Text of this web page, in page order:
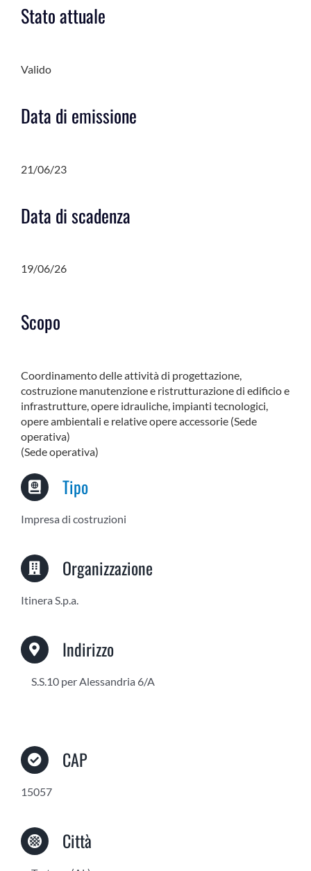
Stato attuale
Valido
Data di emissione
21/06/23
Data di scadenza
19/06/26
Scopo
Coordinamento delle attività di progettazione,
costruzione manutenzione e ristrutturazione di edificio e
infrastrutture, opere idrauliche, impianti tecnologici,
opere ambientali e relative opere accessorie (Sede
operativa)
(Sede operativa)
Tipo
Impresa di costruzioni
Organizzazione
Itinera S.p.a.
Indirizzo
S.S.10 per Alessandria 6/A
CAP
15057
Città